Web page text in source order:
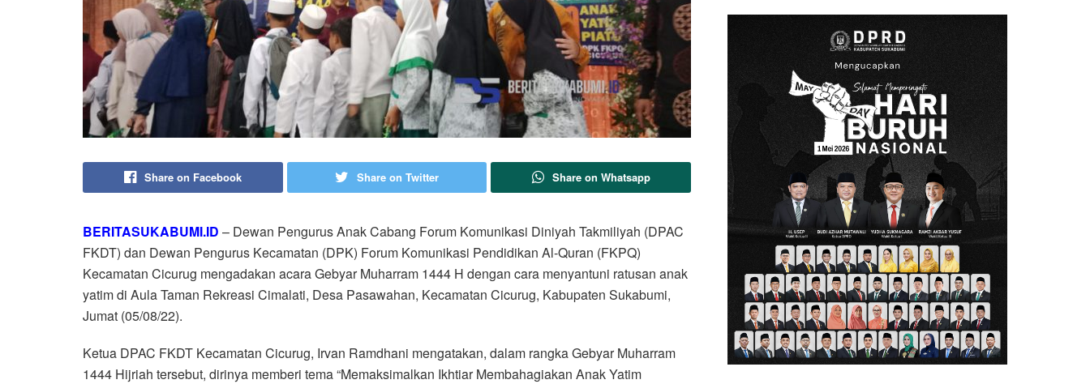
Share on Facebook Share on Twitter Share on Whatsapp
BERITASUKABUMI.ID – Dewan Pengurus Anak Cabang Forum Komunikasi Diniyah Takmiliyah (DPAC
FKDT) dan Dewan Pengurus Kecamatan (DPK) Forum Komunikasi Pendidikan Al-Quran (FKPQ)
Kecamatan Cicurug mengadakan acara Gebyar Muharram 1444 H dengan cara menyantuni ratusan anak
yatim di Aula Taman Rekreasi Cimalati, Desa Pasawahan, Kecamatan Cicurug, Kabupaten Sukabumi,
Jumat (05/08/22).
Ketua DPAC FKDT Kecamatan Cicurug, Irvan Ramdhani mengatakan, dalam rangka Gebyar Muharram
1444 Hijriah tersebut, dirinya memberi tema “Memaksimalkan Ikhtiar Membahagiakan Anak Yatim